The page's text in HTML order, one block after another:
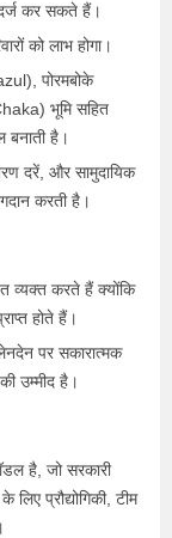
कर सकते हैं।
को लाभ होगा।
पोरमबोके
भूमि सहित
बनाती है।
दरें, और सामुदायिक
करती है।
व्यक्त करते हैं क्योंकि
होते हैं।
पर सकारात्मक
उम्मीद है।
है, जो सरकारी
प्रौद्योगिकी, टीम